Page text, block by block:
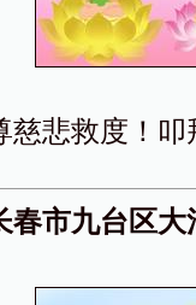
慈悲救度！叩
春市九台区